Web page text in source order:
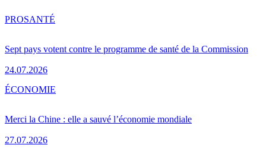
Sept pays votent contre le programme de santé de la Commission
24.07.2026
PROSANTÉ
Merci la Chine : elle a sauvé l’économie mondiale
27.07.2026
ÉCONOMIE